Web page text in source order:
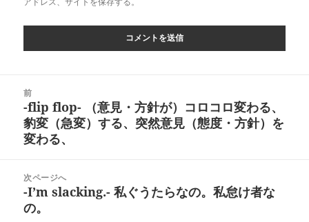
前
前
の
投
-flip flop- （意見・方針が）コロコロ変わる、
豹変（急変）する、突然意見（態度・方針）を
変わる、
次ページへ
次
の
-I’m slacking.- 私ぐうたらなの。私怠け者な
の。